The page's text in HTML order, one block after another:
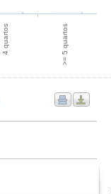
4 quartos >= 5 quartos